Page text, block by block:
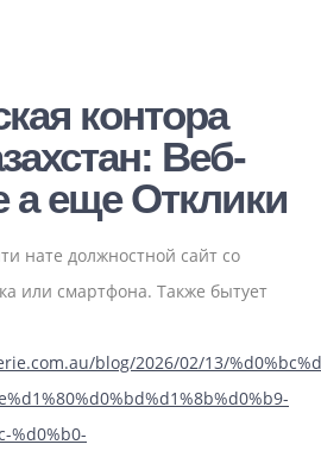
контора
Веб-
а еще Отклики
нате должностной сайт со
или смартфона. Также бытует
blog/2026/02/13/
%d0%b0-